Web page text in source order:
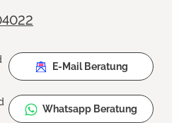
E-Mail Beratung
Whatsapp Beratung